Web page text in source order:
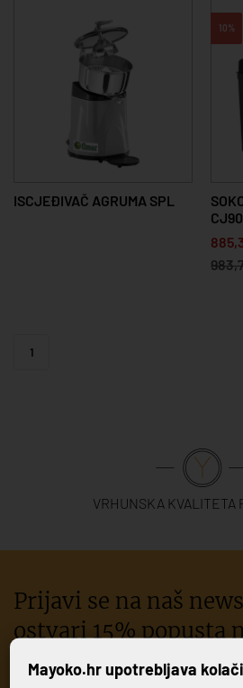
ISCJEĐIVAČ AGRUMA SPL
10%
1
VRHUNSKA KVALITETA
Prijavi se na naš
ostvari 15% popusta
iznad 300€
Mayoko.hr upotrebljava